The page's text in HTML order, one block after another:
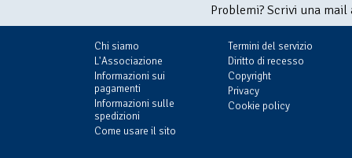
Problemi? Scrivi una
Chi siamo
L'Associazione
Informazioni sui
pagamenti
Informazioni sulle
spedizioni
Come usare il sito
Termini del servizio
Diritto di recesso
Copyright
Privacy
Cookie policy